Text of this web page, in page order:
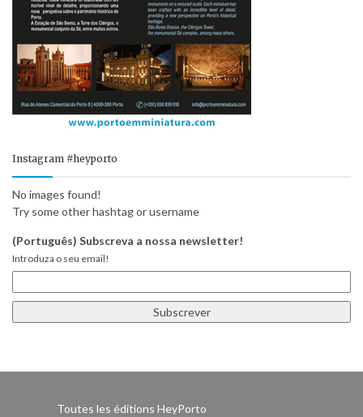
Instagram #heyporto
No images found!
Try some other hashtag or username
(Português) Subscreva a nossa newsletter!
Introduza o seu email!
Toutes les éditions HeyPorto